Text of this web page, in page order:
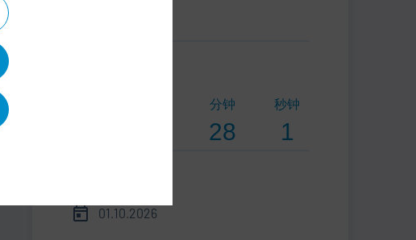
分钟
28
秒钟
0
01.10.2026